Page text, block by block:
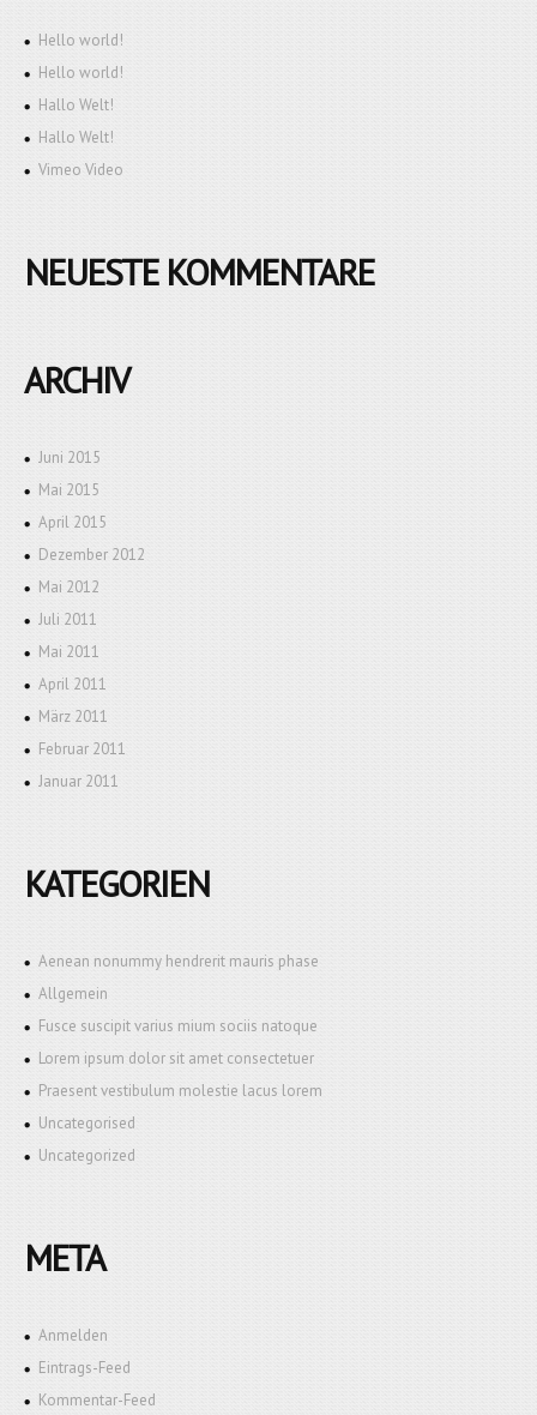
Hello world!
Hello world!
Hallo Welt!
Hallo Welt!
Vimeo Video
NEUESTE KOMMENTARE
ARCHIV
Juni 2015
Mai 2015
April 2015
Dezember 2012
Mai 2012
Juli 2011
Mai 2011
April 2011
März 2011
Februar 2011
Januar 2011
KATEGORIEN
Aenean nonummy hendrerit mauris phase
Allgemein
Fusce suscipit varius mium sociis natoque
Lorem ipsum dolor sit amet consectetuer
Praesent vestibulum molestie lacus lorem
Uncategorised
Uncategorized
META
Anmelden
Eintrags-Feed
Kommentar-Feed